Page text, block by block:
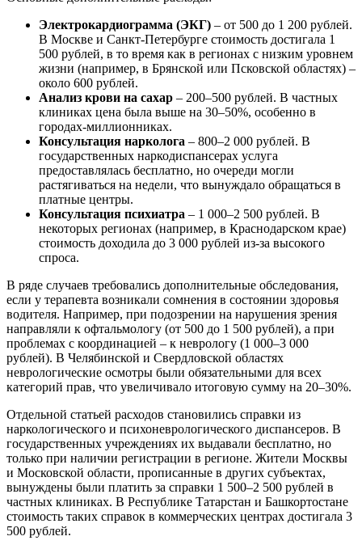
Электрокардиограмма (ЭКГ) – от 500 до 1 200 рублей.
В Москве и Санкт-Петербурге стоимость достигала 1
500 рублей, в то время как в регионах с низким уровнем
жизни (например, в Брянской или Псковской областях) –
около 600 рублей.
Анализ крови на сахар – 200–500 рублей. В частных
клиниках цена была выше на 30–50%, особенно в
городах-миллионниках.
Консультация нарколога – 800–2 000 рублей. В
государственных наркодиспансерах услуга
предоставлялась бесплатно, но очереди могли
растягиваться на недели, что вынуждало обращаться в
платные центры.
Консультация психиатра – 1 000–2 500 рублей. В
некоторых регионах (например, в Краснодарском крае)
стоимость доходила до 3 000 рублей из-за высокого
спроса.
В ряде случаев требовались дополнительные обследования,
если у терапевта возникали сомнения в состоянии здоровья
водителя. Например, при подозрении на нарушения зрения
направляли к офтальмологу (от 500 до 1 500 рублей), а при
проблемах с координацией – к неврологу (1 000–3 000
рублей). В Челябинской и Свердловской областях
неврологические осмотры были обязательными для всех
категорий прав, что увеличивало итоговую сумму на 20–30%.
Отдельной статьей расходов становились справки из
наркологического и психоневрологического диспансеров. В
государственных учреждениях их выдавали бесплатно, но
только при наличии регистрации в регионе. Жители Москвы
и Московской области, прописанные в других субъектах,
вынуждены были платить за справки 1 500–2 500 рублей в
частных клиниках. В Республике Татарстан и Башкортостане
стоимость таких справок в коммерческих центрах достигала 3
500 рублей.